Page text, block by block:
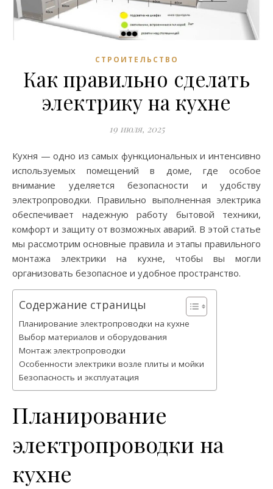
СТРОИТЕЛЬСТВО
Как правильно сделать
электрику на кухне
19 июля, 2025
Кухня — одно из самых функциональных и интенсивно
используемых помещений в доме, где особое
внимание уделяется безопасности и удобству
электропроводки. Правильно выполненная электрика
обеспечивает надежную работу бытовой техники,
комфорт и защиту от возможных аварий. В этой статье
мы рассмотрим основные правила и этапы правильного
монтажа электрики на кухне, чтобы вы могли
организовать безопасное и удобное пространство.
Содержание страницы
Планирование электропроводки на кухне
Выбор материалов и оборудования
Монтаж электропроводки
Особенности электрики возле плиты и мойки
Безопасность и эксплуатация
Планирование
электропроводки на
кухне